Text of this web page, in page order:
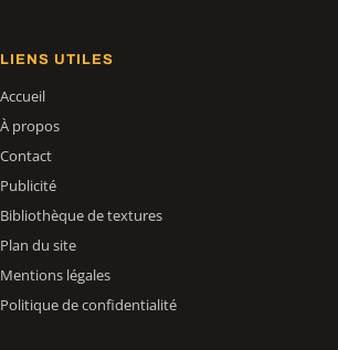
LIENS UTILES
Accueil
À propos
Contact
Publicité
Bibliothèque de textures
Plan du site
Mentions légales
Politique de confidentialité